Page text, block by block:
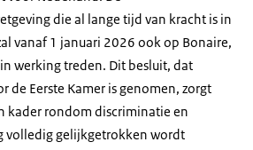
die al lange tijd van kracht is in
vanaf 1 januari 2026 ook op Bonaire,
werking treden. Dit besluit, dat
de Eerste Kamer is genomen, zorgt
kader rondom discriminatie en
volledig gelijkgetrokken wordt